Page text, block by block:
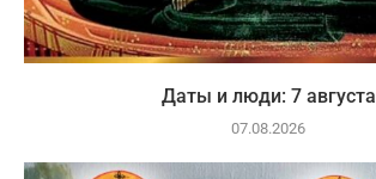
Даты и люди: 7 августа
07.08.2026